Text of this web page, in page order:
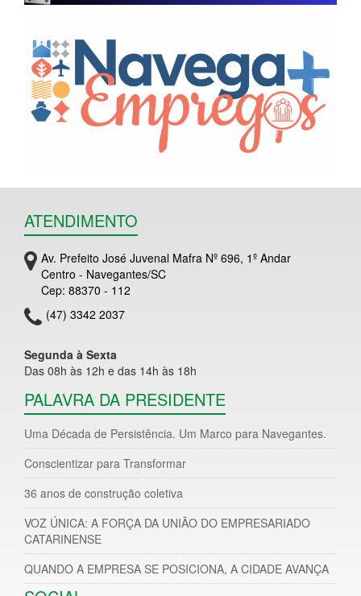
ATENDIMENTO
Av. Prefeito José Juvenal Mafra Nº 696, 1º Andar
Centro - Navegantes/SC
Cep: 88370 - 112
(47) 3342 2037
Segunda à Sexta
Das 08h às 12h e das 14h às 18h
PALAVRA DA PRESIDENTE
Uma Década de Persistência. Um Marco para Navegantes.
Conscientizar para Transformar
36 anos de construção coletiva
VOZ ÚNICA: A FORÇA DA UNIÃO DO EMPRESARIADO
CATARINENSE
QUANDO A EMPRESA SE POSICIONA, A CIDADE AVANÇA